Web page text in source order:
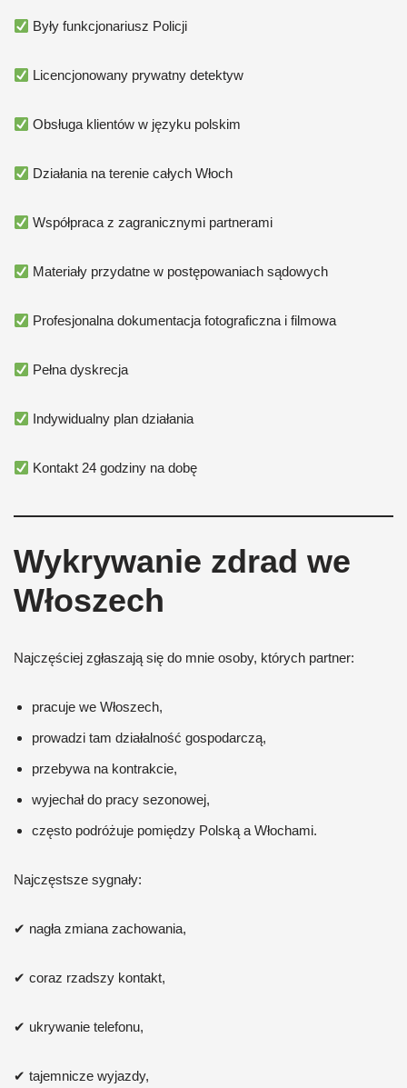
Były funkcjonariusz Policji
Licencjonowany prywatny detektyw
Obsługa klientów w języku polskim
Działania na terenie całych Włoch
Współpraca z zagranicznymi partnerami
Materiały przydatne w postępowaniach sądowych
Profesjonalna dokumentacja fotograficzna i filmowa
Pełna dyskrecja
Indywidualny plan działania
Kontakt 24 godziny na dobę
Wykrywanie zdrad we
Włoszech
Najczęściej zgłaszają się do mnie osoby, których partner:
pracuje we Włoszech,
prowadzi tam działalność gospodarczą,
przebywa na kontrakcie,
wyjechał do pracy sezonowej,
często podróżuje pomiędzy Polską a Włochami.
Najczęstsze sygnały:
✔ nagła zmiana zachowania,
✔ coraz rzadszy kontakt,
✔ ukrywanie telefonu,
✔ tajemnicze wyjazdy,